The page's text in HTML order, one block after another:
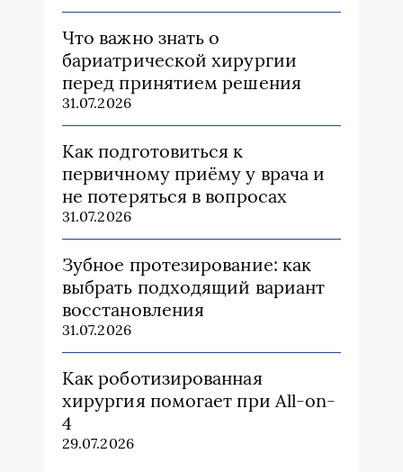
Что важно знать о
бариатрической хирургии
перед принятием решения
31.07.2026
Как подготовиться к
первичному приёму у врача и
не потеряться в вопросах
31.07.2026
Зубное протезирование: как
выбрать подходящий вариант
восстановления
31.07.2026
Как роботизированная
хирургия помогает при All-on-
4
29.07.2026